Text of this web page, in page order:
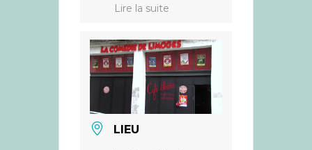
Lire la suite
LIEU